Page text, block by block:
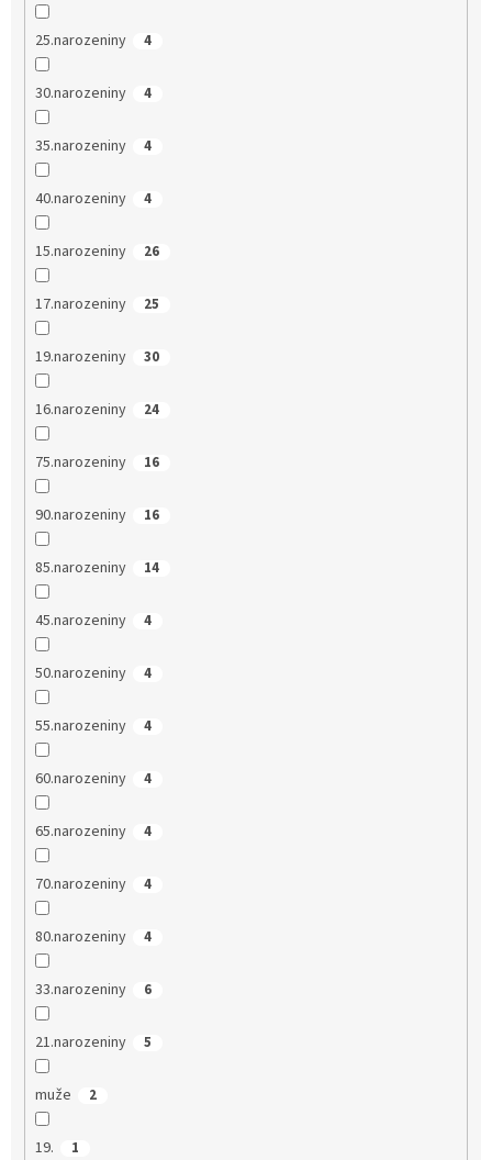
25.narozeniny 4
30.narozeniny 4
35.narozeniny 4
40.narozeniny 4
15.narozeniny 26
17.narozeniny 25
19.narozeniny 30
16.narozeniny 24
75.narozeniny 16
90.narozeniny 16
85.narozeniny 14
45.narozeniny 4
50.narozeniny 4
55.narozeniny 4
60.narozeniny 4
65.narozeniny 4
70.narozeniny 4
80.narozeniny 4
33.narozeniny 6
21.narozeniny 5
muže 2
19. 1